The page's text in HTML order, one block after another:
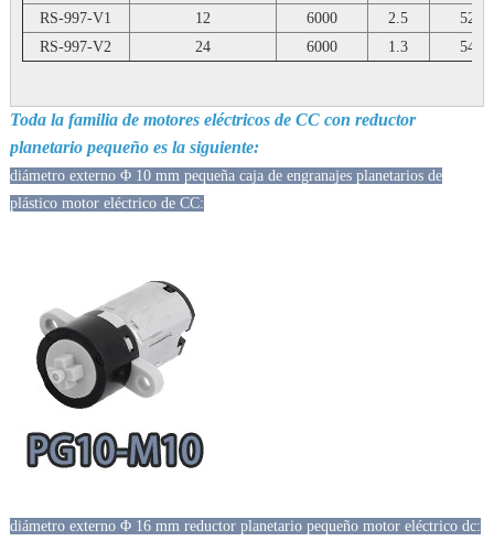
RS-997-V1
12 6000 2.5
5200
RS-997-V2
24 6000 1.3 5400
Toda la familia de motores eléctricos de CC con reductor
planetario pequeño es la siguiente:
diámetro externo Φ 10 mm pequeña caja de engranajes planetarios de
plástico motor eléctrico de CC:
diámetro externo Φ 16 mm reductor planetario pequeño motor eléctrico dc: